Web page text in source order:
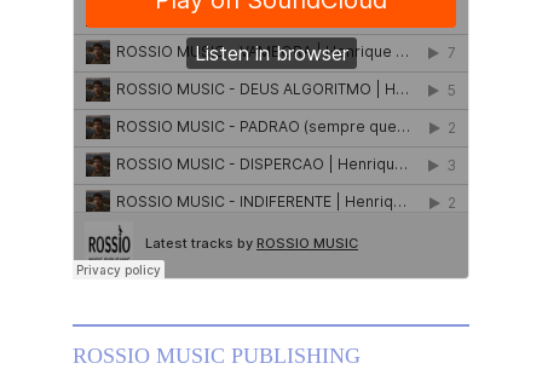
ROSSIO MUSIC PUBLISHING